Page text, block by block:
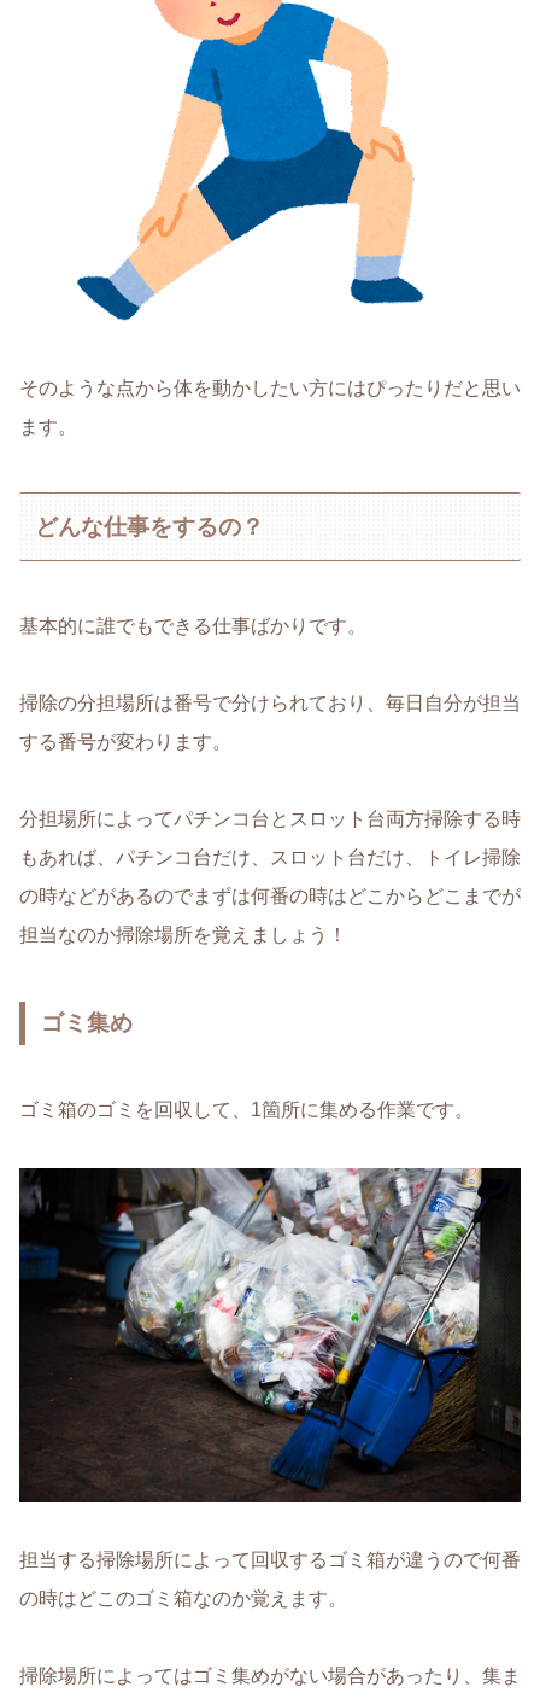
そのような点から体を動かしたい方にはぴったりだと思い
ます。
どんな仕事をするの？
基本的に誰でもできる仕事ばかりです。
掃除の分担場所は番号で分けられており、毎日自分が担当
する番号が変わります。
分担場所によってパチンコ台とスロット台両方掃除する時
もあれば、パチンコ台だけ、スロット台だけ、トイレ掃除
の時などがあるのでまずは何番の時はどこからどこまでが
担当なのか掃除場所を覚えましょう！
ゴミ集め
ゴミ箱のゴミを回収して、1箇所に集める作業です。
担当する掃除場所によって回収するゴミ箱が違うので何番
の時はどこのゴミ箱なのか覚えます。
掃除場所によってはゴミ集めがない場合があったり、集ま